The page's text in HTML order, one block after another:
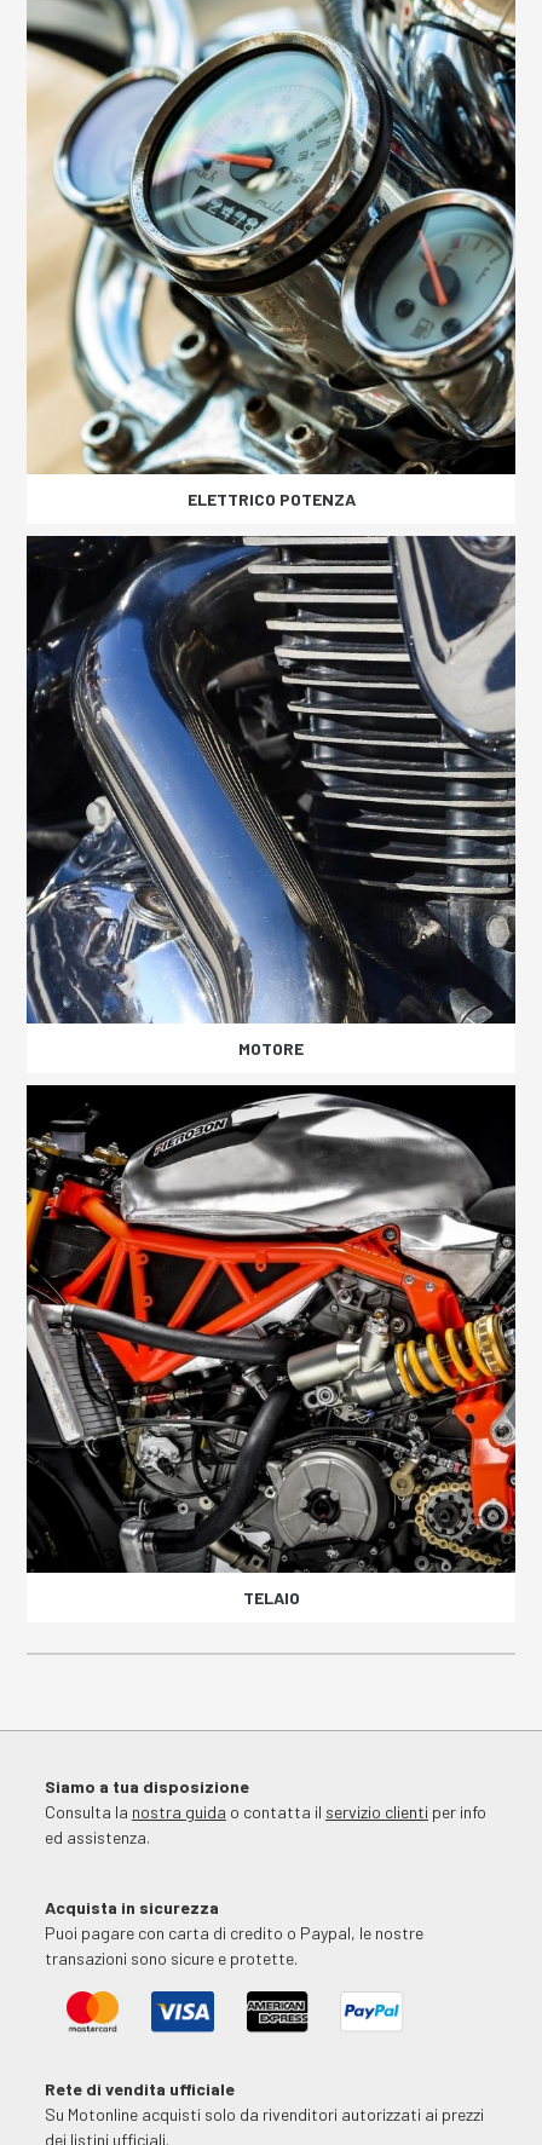
ELETTRICO POTENZA
MOTORE
TELAIO
Siamo a tua disposizione
Consulta la nostra guida o contatta il servizio clienti per info
ed assistenza.
Acquista in sicurezza
Puoi pagare con carta di credito o Paypal, le nostre
transazioni sono sicure e protette.
Rete di vendita ufficiale
Su Motonline acquisti solo da rivenditori autorizzati ai prezzi
dei listini ufficiali.